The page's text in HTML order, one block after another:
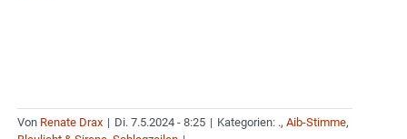
Von Renate Drax | Di. 7.5.2024 - 8:25 | Kategorien: ., Aib-Stimme,